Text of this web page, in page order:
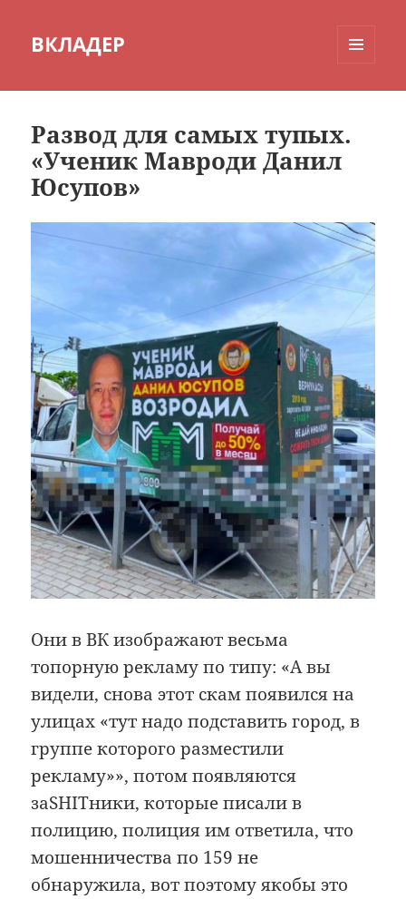
ВКЛАДЕР
Развод для самых тупых.
«Ученик Мавроди Данил
Юсупов»
Они в ВК изображают весьма
топорную рекламу по типу: «А вы
видели, снова этот скам появился на
улицах «тут надо подставить город, в
группе которого разместили
рекламу»», потом появляются
заSHITники, которые писали в
полицию, полиция им ответила, что
мошенничества по 159 не
обнаружила, вот поэтому якобы это